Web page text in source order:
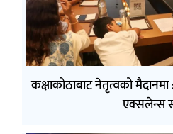
कक्षाकोठाबाट नेतृत्वको
एक्सलेन्स